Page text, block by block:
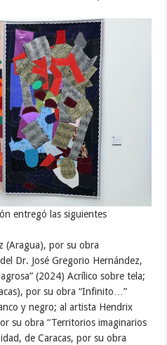
entregó las siguientes
(Aragua), por su obra
Dr. José Gregorio Hernández,
(2024) Acrílico sobre tela;
por su obra “Infinito…”
y negro; al artista Hendrix
su obra “Territorios imaginarios
de Caracas, por su obra